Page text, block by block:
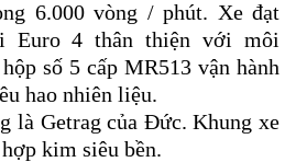
6.000 vòng / phút. Xe đạt
Euro 4 thân thiện với môi
số 5 cấp MR513 vận hành
hao nhiên liệu.
là Getrag của Đức. Khung xe
kim siêu bền.